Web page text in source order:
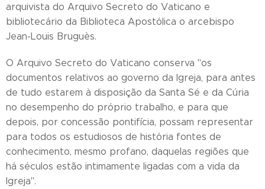
arquivista do Arquivo Secreto do Vaticano e
bibliotecário da Biblioteca Apostólica o arcebispo
Jean-Louis Bruguès.
O Arquivo Secreto do Vaticano conserva "os
documentos relativos ao governo da Igreja, para antes
de tudo estarem à disposição da Santa Sé e da Cúria
no desempenho do próprio trabalho, e para que
depois, por concessão pontifícia, possam representar
para todos os estudiosos de história fontes de
conhecimento, mesmo profano, daquelas regiões que
há séculos estão intimamente ligadas com a vida da
Igreja".